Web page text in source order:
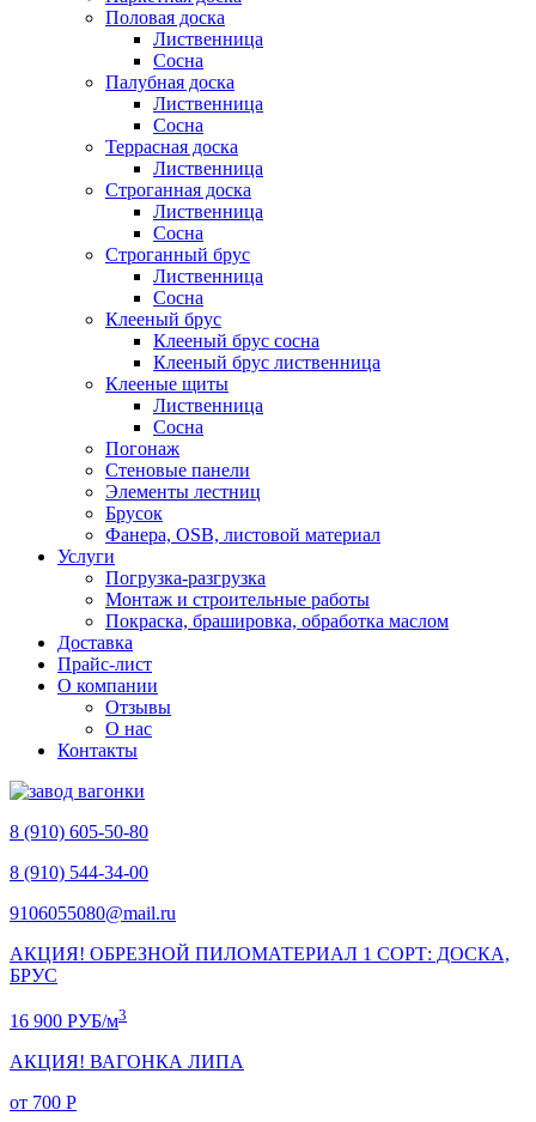
Половая доска
Лиственница
Сосна
Палубная доска
Лиственница
Сосна
Террасная доска
Лиственница
Строганная доска
Лиственница
Сосна
Строганный брус
Лиственница
Сосна
Клееный брус
Клееный брус сосна
Клееный брус лиственница
Клееные щиты
Лиственница
Сосна
Погонаж
Стеновые панели
Элементы лестниц
Брусок
Фанера, OSB, листовой материал
Услуги
Погрузка-разгрузка
Монтаж и строительные работы
Покраска, брашировка, обработка маслом
Доставка
Прайс-лист
О компании
Отзывы
О нас
Контакты
8 (910) 605-50-80
8 (910) 544-34-00
9106055080@mail.ru
АКЦИЯ! ОБРЕЗНОЙ ПИЛОМАТЕРИАЛ 1 СОРТ: ДОСКА,
БРУС
16 900 РУБ/м3
АКЦИЯ! ВАГОНКА ЛИПА
от 700 Р